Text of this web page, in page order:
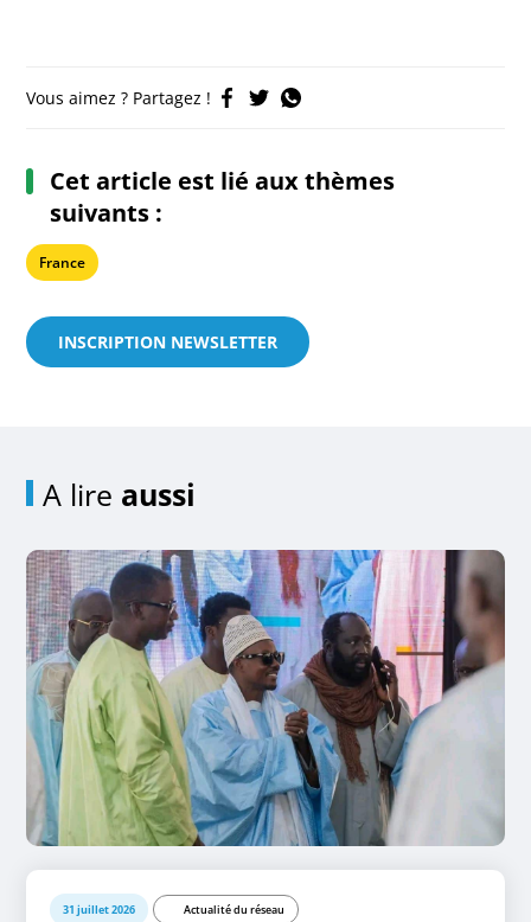
Vous aimez ? Partagez !
Cet article est lié aux thèmes
suivants :
France
INSCRIPTION NEWSLETTER
A lire aussi
31 juillet 2026 Actualité du réseau